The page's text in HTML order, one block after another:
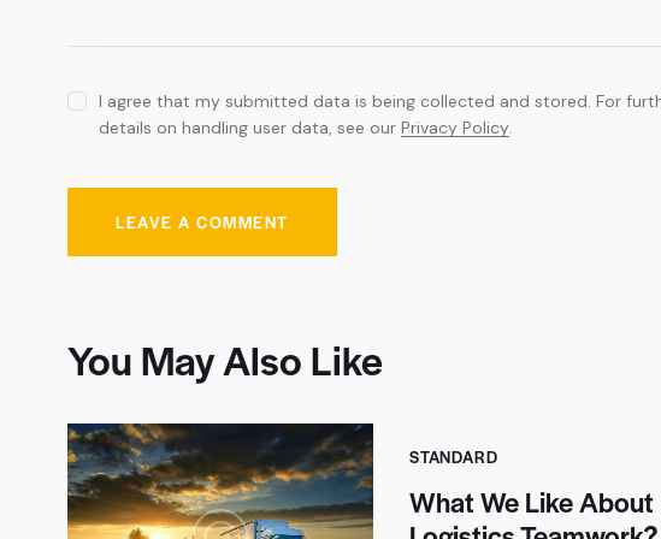
I agree that my submitted data is being collected and stored. For
details on handling user data, see our Privacy Policy.
You May Also Like
STANDARD
What We Like About